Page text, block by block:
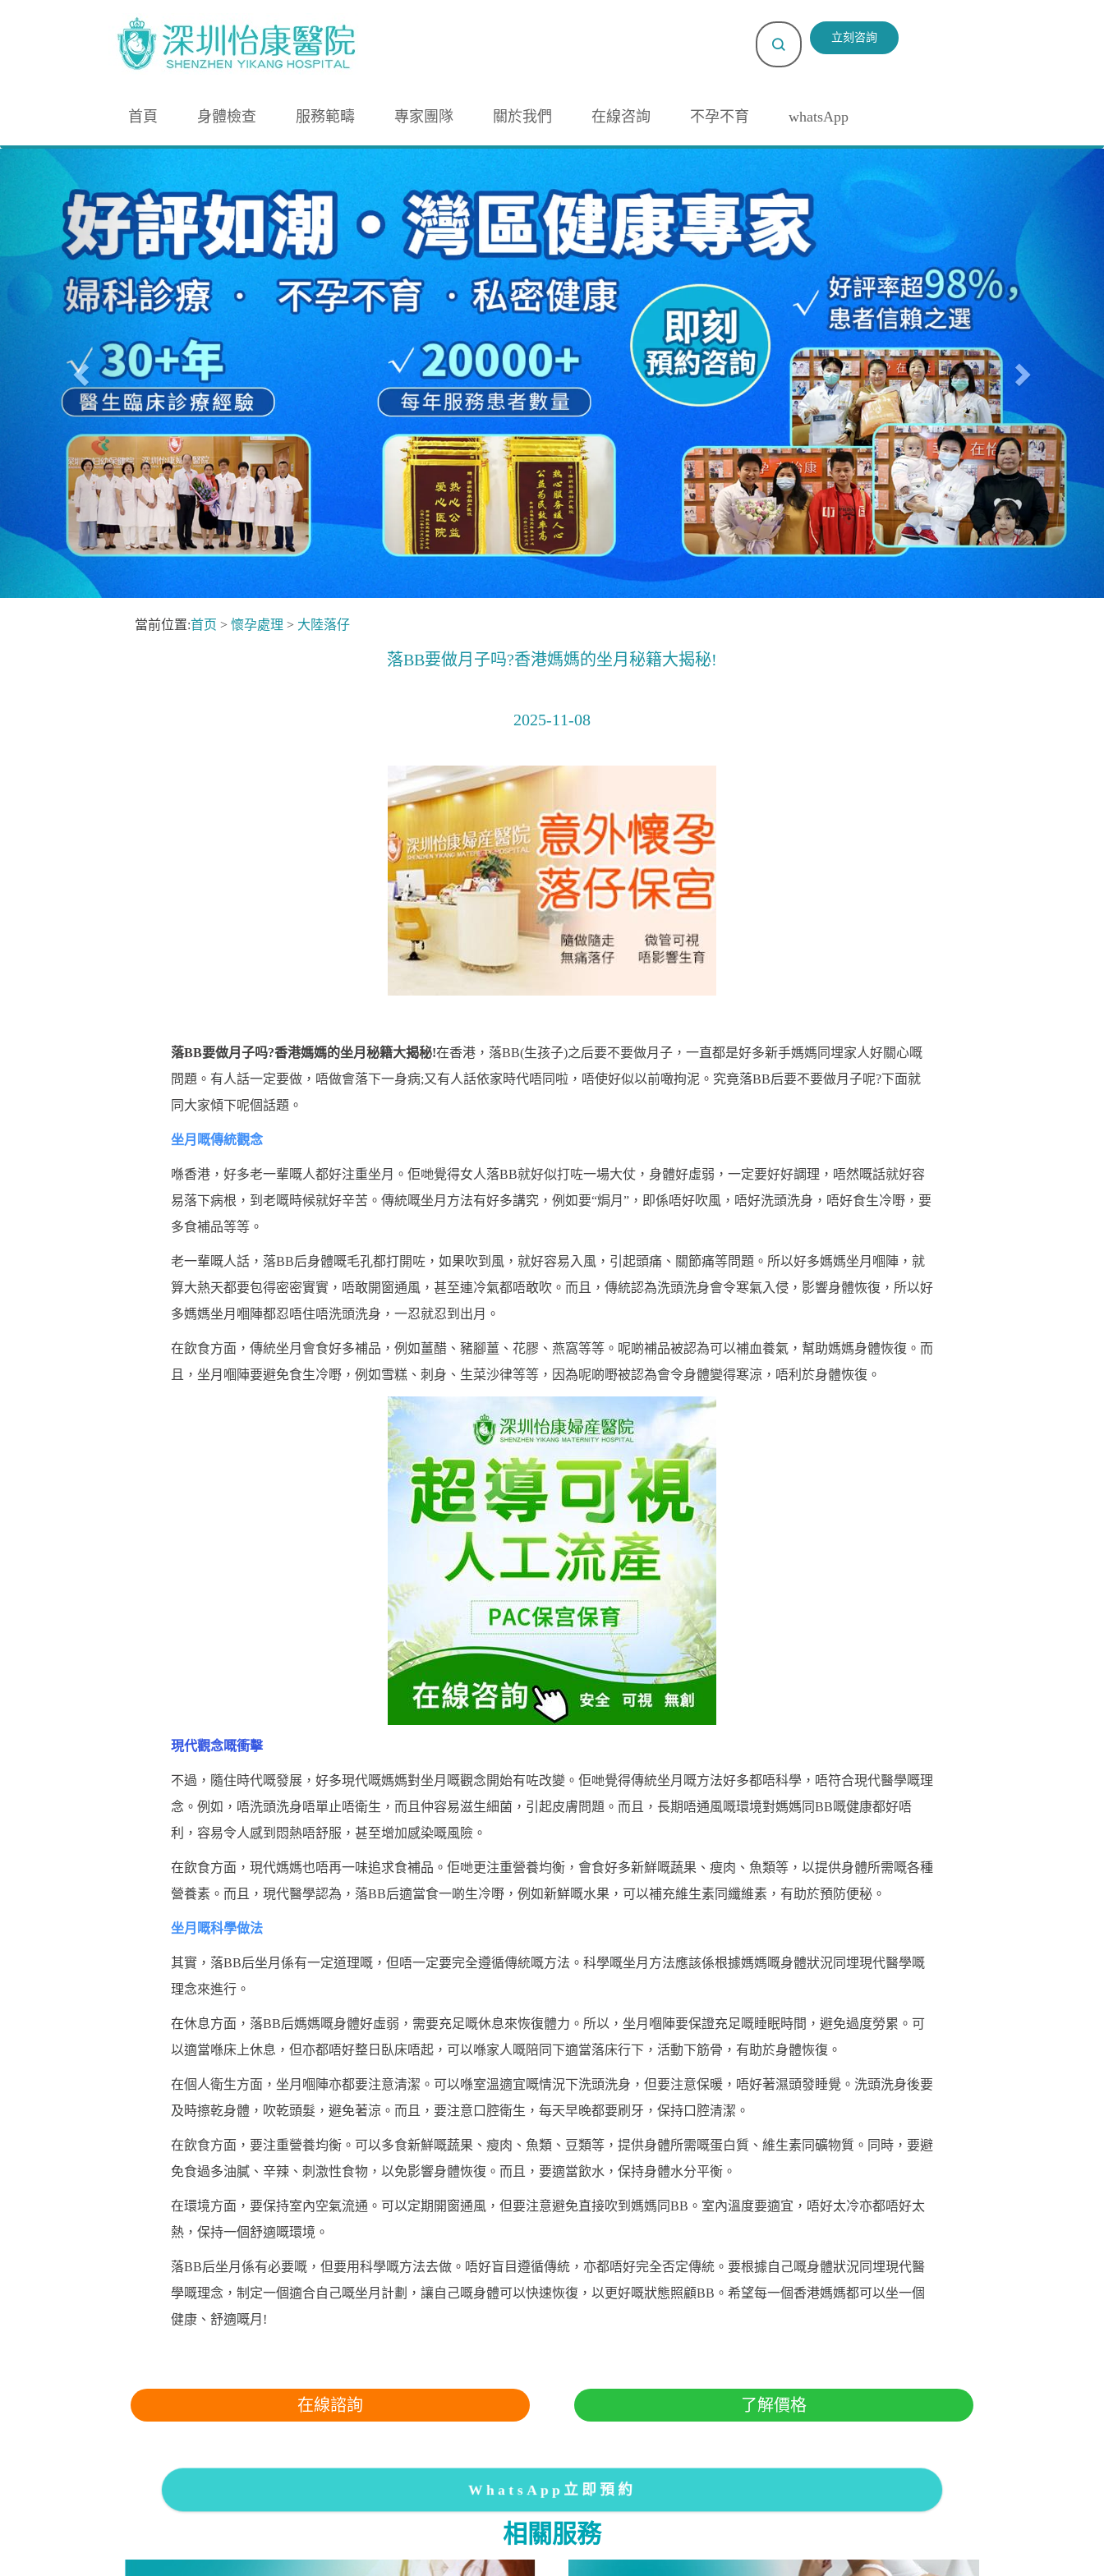
立刻咨詢
首頁 身體檢查 服務範疇 專家團隊 關於我們 在線咨詢 不孕不育 whatsApp
當前位置:首页 > 懷孕處理 > 大陸落仔
落BB要做月子吗?香港媽媽的坐月秘籍大揭秘!
2025-11-08
落BB要做月子吗?香港媽媽的坐月秘籍大揭秘!在香港，落BB(生孩子)之后要不要做月子，一直都是好多新手媽媽同埋家人好關心嘅
問題。有人話一定要做，唔做會落下一身病;又有人話依家時代唔同啦，唔使好似以前噉拘泥。究竟落BB后要不要做月子呢?下面就
同大家傾下呢個話題。
坐月嘅傳統觀念
喺香港，好多老一輩嘅人都好注重坐月。佢哋覺得女人落BB就好似打咗一場大仗，身體好虛弱，一定要好好調理，唔然嘅話就好容
易落下病根，到老嘅時候就好辛苦。傳統嘅坐月方法有好多講究，例如要“焗月”，即係唔好吹風，唔好洗頭洗身，唔好食生冷嘢，要
多食補品等等。
老一輩嘅人話，落BB后身體嘅毛孔都打開咗，如果吹到風，就好容易入風，引起頭痛、關節痛等問題。所以好多媽媽坐月嗰陣，就
算大熱天都要包得密密實實，唔敢開窗通風，甚至連冷氣都唔敢吹。而且，傳統認為洗頭洗身會令寒氣入侵，影響身體恢復，所以好
多媽媽坐月嗰陣都忍唔住唔洗頭洗身，一忍就忍到出月。
在飲食方面，傳統坐月會食好多補品，例如薑醋、豬腳薑、花膠、燕窩等等。呢啲補品被認為可以補血養氣，幫助媽媽身體恢復。而
且，坐月嗰陣要避免食生冷嘢，例如雪糕、刺身、生菜沙律等等，因為呢啲嘢被認為會令身體變得寒涼，唔利於身體恢復。
現代觀念嘅衝擊
不過，隨住時代嘅發展，好多現代嘅媽媽對坐月嘅觀念開始有咗改變。佢哋覺得傳統坐月嘅方法好多都唔科學，唔符合現代醫學嘅理
念。例如，唔洗頭洗身唔單止唔衛生，而且仲容易滋生細菌，引起皮膚問題。而且，長期唔通風嘅環境對媽媽同BB嘅健康都好唔
利，容易令人感到悶熱唔舒服，甚至增加感染嘅風險。
在飲食方面，現代媽媽也唔再一味追求食補品。佢哋更注重營養均衡，會食好多新鮮嘅蔬果、瘦肉、魚類等，以提供身體所需嘅各種
營養素。而且，現代醫學認為，落BB后適當食一啲生冷嘢，例如新鮮嘅水果，可以補充維生素同纖維素，有助於預防便秘。
坐月嘅科學做法
其實，落BB后坐月係有一定道理嘅，但唔一定要完全遵循傳統嘅方法。科學嘅坐月方法應該係根據媽媽嘅身體狀況同埋現代醫學嘅
理念來進行。
在休息方面，落BB后媽媽嘅身體好虛弱，需要充足嘅休息來恢復體力。所以，坐月嗰陣要保證充足嘅睡眠時間，避免過度勞累。可
以適當喺床上休息，但亦都唔好整日臥床唔起，可以喺家人嘅陪同下適當落床行下，活動下筋骨，有助於身體恢復。
在個人衛生方面，坐月嗰陣亦都要注意清潔。可以喺室溫適宜嘅情況下洗頭洗身，但要注意保暖，唔好著濕頭發睡覺。洗頭洗身後要
及時擦乾身體，吹乾頭髮，避免著涼。而且，要注意口腔衛生，每天早晚都要刷牙，保持口腔清潔。
在飲食方面，要注重營養均衡。可以多食新鮮嘅蔬果、瘦肉、魚類、豆類等，提供身體所需嘅蛋白質、維生素同礦物質。同時，要避
免食過多油膩、辛辣、刺激性食物，以免影響身體恢復。而且，要適當飲水，保持身體水分平衡。
在環境方面，要保持室內空氣流通。可以定期開窗通風，但要注意避免直接吹到媽媽同BB。室內溫度要適宜，唔好太冷亦都唔好太
熱，保持一個舒適嘅環境。
落BB后坐月係有必要嘅，但要用科學嘅方法去做。唔好盲目遵循傳統，亦都唔好完全否定傳統。要根據自己嘅身體狀況同埋現代醫
學嘅理念，制定一個適合自己嘅坐月計劃，讓自己嘅身體可以快速恢復，以更好嘅狀態照顧BB。希望每一個香港媽媽都可以坐一個
健康、舒適嘅月!
在線諮詢 了解價格
WhatsApp立即預約
相關服務